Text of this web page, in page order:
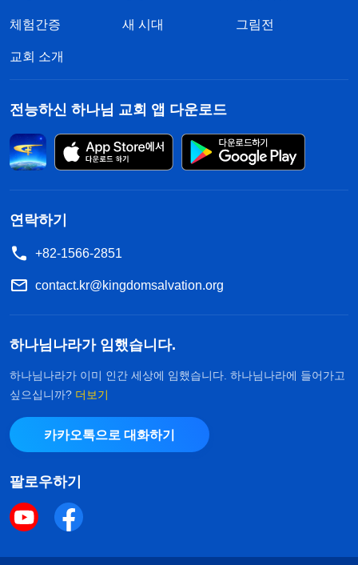
체험간증 새 시대 그림전
교회 소개
전능하신 하나님 교회 앱 다운로드
연락하기
+82-1566-2851
contact.kr@kingdomsalvation.org
하나님나라가 임했습니다.
하나님나라가 이미 인간 세상에 임했습니다. 하나님나라에 들어가고
싶으십니까? 더보기
카카오톡으로 대화하기
팔로우하기